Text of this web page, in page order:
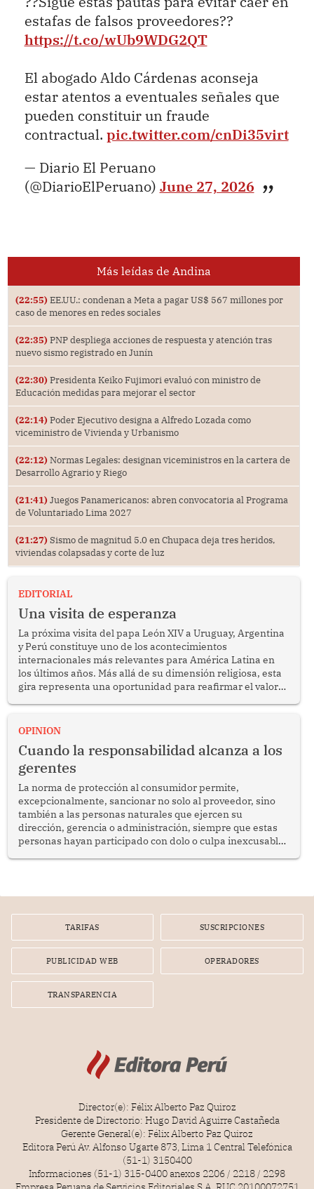
estafas de falsos proveedores??
https://t.co/wUb9WDG2QT
El abogado Aldo Cárdenas aconseja
estar atentos a eventuales señales que
pueden constituir un fraude
contractual. pic.twitter.com/cnDi35virt
— Diario El Peruano
(@DiarioElPeruano) June 27, 2026
Más leídas de Andina
(22:55) EE.UU.: condenan a Meta a pagar US$ 567 millones por
caso de menores en redes sociales
(22:35) PNP despliega acciones de respuesta y atención tras
nuevo sismo registrado en Junín
(22:30) Presidenta Keiko Fujimori evaluó con ministro de
Educación medidas para mejorar el sector
(22:14) Poder Ejecutivo designa a Alfredo Lozada como
viceministro de Vivienda y Urbanismo
(22:12) Normas Legales: designan viceministros en la cartera de
Desarrollo Agrario y Riego
(21:41) Juegos Panamericanos: abren convocatoria al Programa
de Voluntariado Lima 2027
(21:27) Sismo de magnitud 5.0 en Chupaca deja tres heridos,
viviendas colapsadas y corte de luz
EDITORIAL
Una visita de esperanza
La próxima visita del papa León XIV a Uruguay, Argentina
y Perú constituye uno de los acontecimientos
internacionales más relevantes para América Latina en
los últimos años. Más allá de su dimensión religiosa, esta
gira representa una oportunidad para reafirmar el valor
enfrenta desafíos en materia de desarrollo, cohesión
OPINION
Cuando la responsabilidad alcanza a los
gerentes
La norma de protección al consumidor permite,
excepcionalmente, sancionar no solo al proveedor, sino
también a las personas naturales que ejercen su
dirección, gerencia o administración, siempre que estas
personas hayan participado con dolo o culpa inexcusable
por la frustrada realización de un meet and greet con
TARIFAS SUSCRIPCIONES
PUBLICIDAD WEB OPERADORES
TRANSPARENCIA
Director(e): Félix Alberto Paz Quiroz
Presidente de Directorio: Hugo David Aguirre Castañeda
Gerente General(e): Félix Alberto Paz Quiroz
Editora Perú Av. Alfonso Ugarte 873, Lima 1 Central Telefónica
(51-1) 3150400
Informaciones (51-1) 315-0400 anexos 2206 / 2218 / 2298